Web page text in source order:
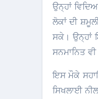
ਉਨ੍ਹਾਂ
ਲੋਕਾਂ ਦੀ
ਸਕੇ। ਉਨ੍ਹਾਂ
ਸਨਮਾਨਿਤ
ਇਸ ਮੌਕੇ
ਸਿਖਲਾਈ